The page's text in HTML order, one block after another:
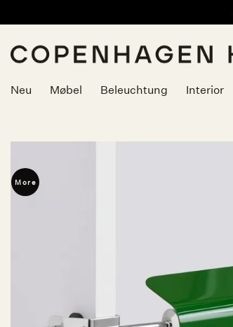
Inhalt
springen
Neu
Møbel Beleuchtung Interior
More